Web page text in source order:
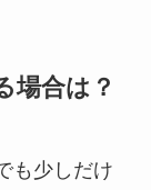
場合は？
も少しだけ